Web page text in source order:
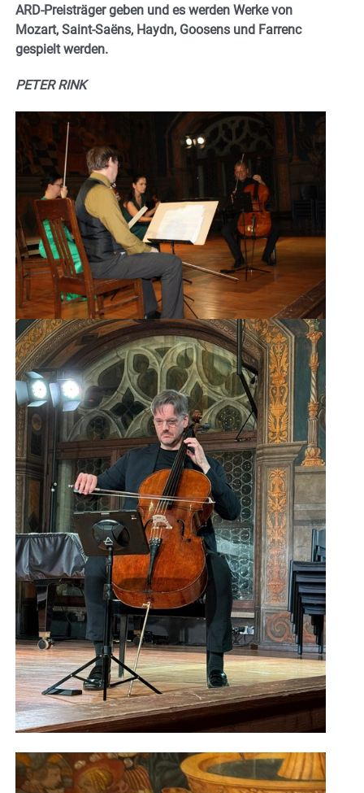
ARD-Preisträger geben und es werden Werke von
Mozart, Saint-Saëns, Haydn, Goosens und Farrenc
gespielt werden.
PETER RINK